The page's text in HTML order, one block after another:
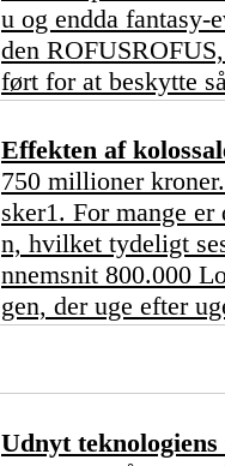
u og endda
den
ført for at beskytte
Effekten af
750 millioner
sker1. For mange
n, hvilket tydeligt
nnemsnit 800.000
gen, der uge efter
Udnyt